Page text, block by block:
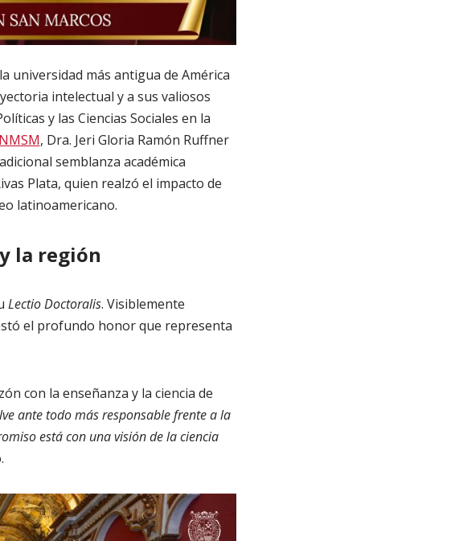
universidad más antigua de América
intelectual y a sus valiosos
y las Ciencias Sociales en la
, Dra. Jeri Gloria Ramón Ruffner
semblanza académica
Plata, quien realzó el impacto de
latinoamericano.
la región
Lectio Doctoralis. Visiblemente
el profundo honor que representa
con la enseñanza y la ciencia de
ante todo más responsable frente a la
está con una visión de la ciencia